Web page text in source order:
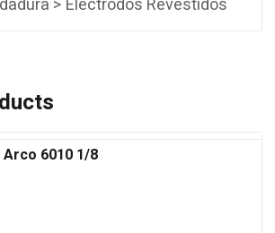
> Electrodos Revestidos
6010 1/8